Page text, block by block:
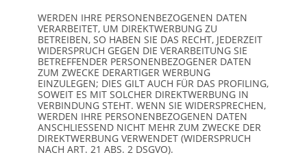
WERDEN IHRE PERSONENBEZOGENEN DATEN
VERARBEITET, UM DIREKTWERBUNG ZU
BETREIBEN, SO HABEN SIE DAS RECHT, JEDERZEIT
WIDERSPRUCH GEGEN DIE VERARBEITUNG SIE
BETREFFENDER PERSONENBEZOGENER DATEN
ZUM ZWECKE DERARTIGER WERBUNG
EINZULEGEN; DIES GILT AUCH FÜR DAS PROFILING,
SOWEIT ES MIT SOLCHER DIREKTWERBUNG IN
VERBINDUNG STEHT. WENN SIE WIDERSPRECHEN,
WERDEN IHRE PERSONENBEZOGENEN DATEN
ANSCHLIESSEND NICHT MEHR ZUM ZWECKE DER
DIREKTWERBUNG VERWENDET (WIDERSPRUCH
NACH ART. 21 ABS. 2 DSGVO).